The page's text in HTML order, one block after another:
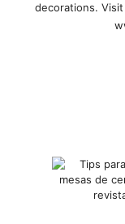
decorations.